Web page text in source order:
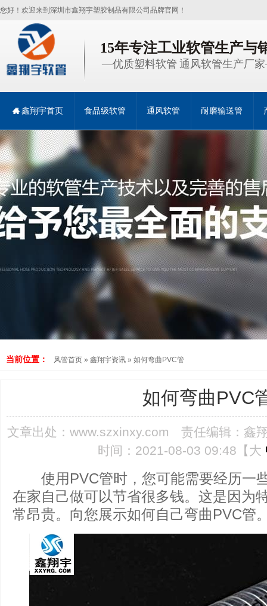
您好！欢迎来到深圳市鑫翔宇塑胶制品有限公司品牌官网！
15年专注工业软管生产与
—优质塑料软管 通风软管生产厂
鑫翔宇首页 食品级软管 通风软管 耐磨输送管
当前位置： 风管首页 » 鑫翔宇资讯 » 如何弯曲PVC管
如何弯曲PVC
文章出处： www.szxinxy.com
责任编辑：鑫
时间：2021-08-03 09:48【 大
使用PVC管时，您可能需要经历一
在家自己做可以节省很多钱。这是因为
常昂贵。向您展示如何自己弯曲PVC管